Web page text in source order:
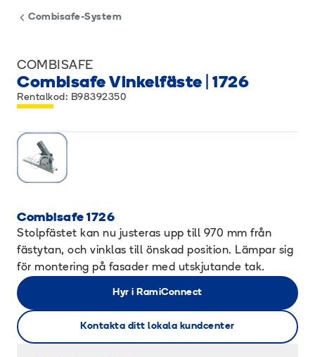
Combisafe-System
COMBISAFE
Combisafe Vinkelfäste | 1726
Rentalkod: B98392350
Combisafe 1726
Stolpfästet kan nu justeras upp till 970 mm från
fästytan, och vinklas till önskad position. Lämpar sig
för montering på fasader med utskjutande tak.
Hyr i RamiConnect
Kontakta ditt lokala kundcenter